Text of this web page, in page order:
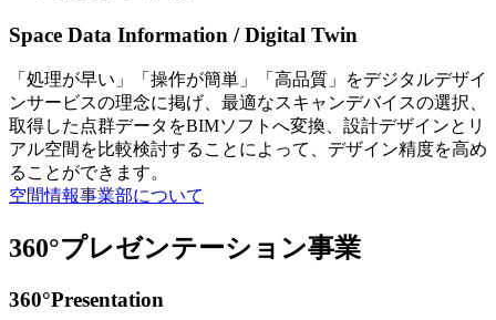
Space Data Information / Digital Twin
「処理が早い」「操作が簡単」「高品質」をデジタルデザイ
ンサービスの理念に掲げ、最適なスキャンデバイスの選択、
取得した点群データをBIMソフトへ変換、設計デザインとリ
アル空間を比較検討することによって、デザイン精度を高め
ることができます。
空間情報事業部について
360°プレゼンテーション事業
360°Presentation